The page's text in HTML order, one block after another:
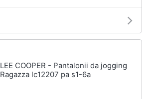
LEE COOPER - Pantalonii da jogging
Ragazza lc12207 pa s1-6a